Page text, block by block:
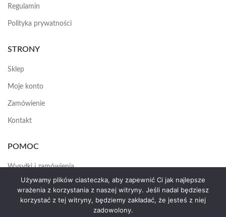
Regulamin
Polityka prywatności
STRONY
Sklep
Moje konto
Zamówienie
Kontakt
POMOC
Wysyłki i zamówienia
Jak założyć konto
Używamy plików ciasteczka, aby zapewnić Ci jak najlepsze
wrażenia z korzystania z naszej witryny. Jeśli nadal będziesz
korzystać z tej witryny, będziemy zakładać, że jesteś z niej
zadowolony.